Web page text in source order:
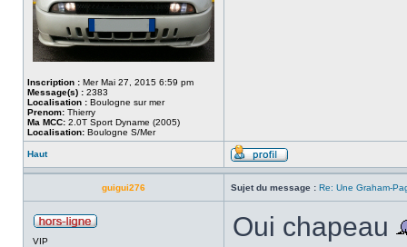
Inscription : Mer Mai 27, 2015 6:59 pm
Message(s) : 2383
Localisation : Boulogne sur mer
Prenom: Thierry
Ma MCC: 2.0T Sport Dyname (2005)
Localisation: Boulogne S/Mer
Haut
guigui276 Sujet du message : Re: Une Graham-
VIP Oui chapeau